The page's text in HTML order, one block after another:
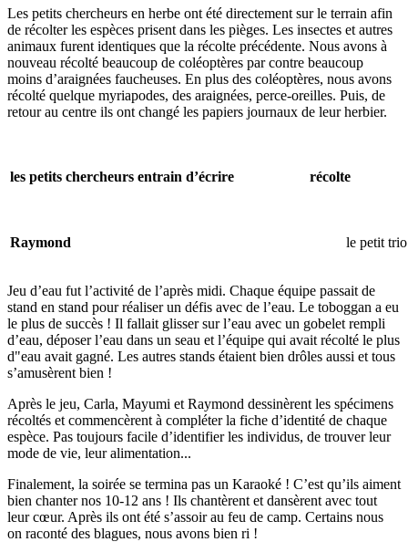
Les petits chercheurs en herbe ont été directement sur le terrain afin
de récolter les espèces prisent dans les pièges. Les insectes et autres
animaux furent identiques que la récolte précédente. Nous avons à
nouveau récolté beaucoup de coléoptères par contre beaucoup
moins d’araignées faucheuses. En plus des coléoptères, nous avons
récolté quelque myriapodes, des araignées, perce-oreilles. Puis, de
retour au centre ils ont changé les papiers journaux de leur herbier.
les petits chercheurs entrain d’écrire récolte
Raymond le petit trio
Jeu d’eau fut l’activité de l’après midi. Chaque équipe passait de
stand en stand pour réaliser un défis avec de l’eau. Le toboggan a eu
le plus de succès ! Il fallait glisser sur l’eau avec un gobelet rempli
d’eau, déposer l’eau dans un seau et l’équipe qui avait récolté le plus
d"eau avait gagné. Les autres stands étaient bien drôles aussi et tous
s’amusèrent bien !
Après le jeu, Carla, Mayumi et Raymond dessinèrent les spécimens
récoltés et commencèrent à compléter la fiche d’identité de chaque
espèce. Pas toujours facile d’identifier les individus, de trouver leur
mode de vie, leur alimentation...
Finalement, la soirée se termina pas un Karaoké ! C’est qu’ils aiment
bien chanter nos 10-12 ans ! Ils chantèrent et dansèrent avec tout
leur cœur. Après ils ont été s’assoir au feu de camp. Certains nous
on raconté des blagues, nous avons bien ri !